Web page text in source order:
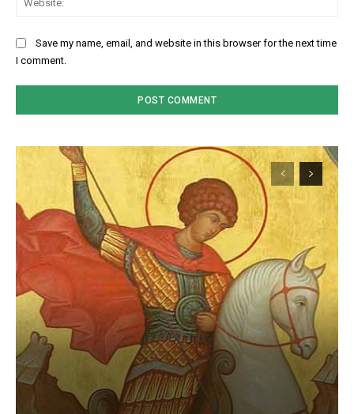
Save my name, email, and website in this browser for the next time
I comment.